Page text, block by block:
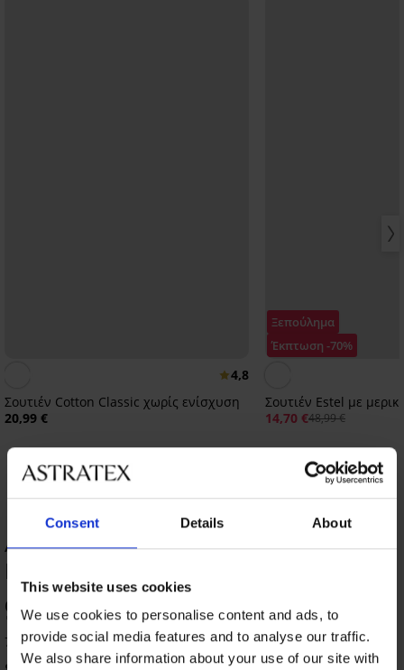
Consent Details About
This website uses cookies
We use cookies to personalise content and ads, to
provide social media features and to analyse our traffic.
We also share information about your use of our site with
4,8
Σουτιέν Cotton Classic χωρίς ενίσχυση
20,99 €
Ξεπούλημα
Έκπτωση -70%
Σουτιέν Estel με
14,70 €48,99 €
ΑΞΙΟΛΟΓΗΣΗ ΠΡΟΪΟΝΤΟΣ Σουτιέν
Blanca με μερική επένδυση
95%
7 πελάτες αξιολόγησαν το προϊόν